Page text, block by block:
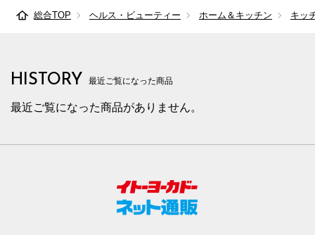
総合TOP ヘルス・ビューティー ホーム＆キッチン キッ
HISTORY 最近ご覧になった商品
最近ご覧になった商品がありません。